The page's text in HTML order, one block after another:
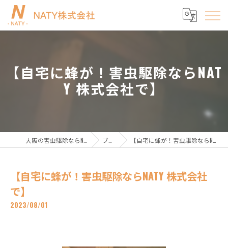
【自宅に蜂が！害虫駆除ならNAT
Y 株式会社で】
ブログ 【自宅に蜂が！害虫駆除ならNATY 株式会社で】
【自宅に蜂が！害虫駆除ならNATY 株式会社
で】
2023/08/01